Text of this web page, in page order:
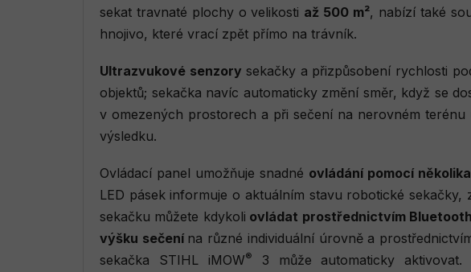
sekat travnaté plochy o velikosti až 500 m², nabízí také
hnojivo, které vrací zpět přímo na trávník.
Ultrazvukové senzory sekačky a přizpůsobení rychlosti
objektů; sekačka navíc automaticky změní směr, když se
v omezených prostorech a při sečení na nerovném
výsledku.
Ovládací panel umožňuje snadné ovládání pomocí
LED pásek informuje o aktuálním stavu robotické
sekačku můžete kdykoli ovládat prostřednictvím Bluetooth
výšku sečení na různé individuální úrovně a
sekačka STIHL iMOW® 3 může automaticky